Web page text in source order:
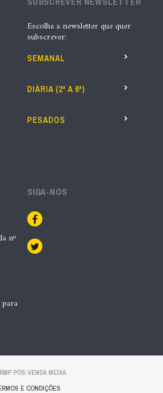
Escolha a newsletter que quer
subscrever:
SEMANAL
DIÁRIA (2ª A 6ª)
PESADOS
nº
SIGA-NOS
PÓS-VENDA MEDIA
E CONDIÇÕES